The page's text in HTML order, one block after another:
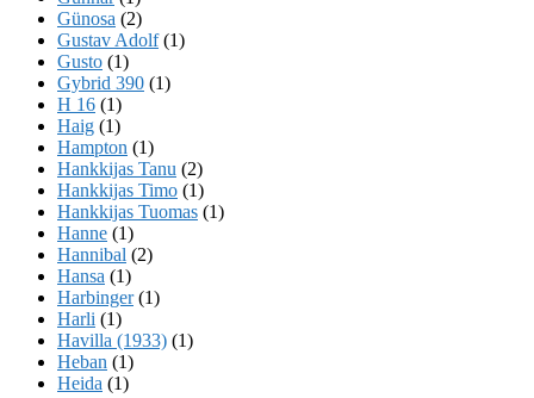
Günosa (2)
Gustav Adolf(1)
Gusto (1)
Gybrid 390 (1)
H 16 (1)
Haig (1)
Hampton (1)
Hankkijas Tanu (2)
Hankkijas Timo (1)
Hankkijas Tuomas (1)
Hanne (1)
Hannibal (2)
Hansa (1)
Harbinger(1)
Harli (1)
Havilla (1933) (1)
Heban (1)
Heida (1)